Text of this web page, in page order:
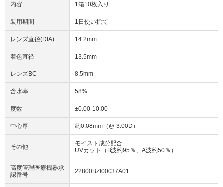
内容 1箱10枚入り
装用期間 1日使い捨て
レンズ直径(DIA) 14.2mm
着色直径 13.5mm
レンズBC 8.5mm
含水率 58%
度数 ±0.00-10.00
中心厚 約0.08mm（@-3.00D）
その他
モイスト成分配合
UVカット（B波約95％、A波約50％）
高度管理医療機器承
認番号
22800BZI00037A01